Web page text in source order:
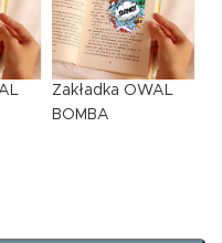
Zakładka OWAL
BOMBA